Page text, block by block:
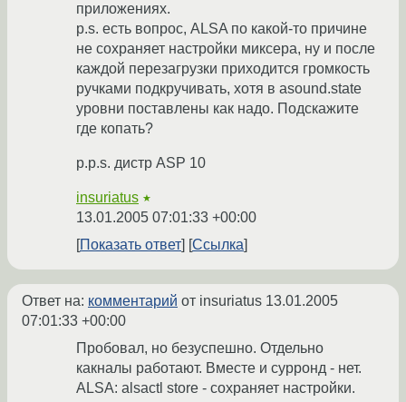
приложениях.
p.s. есть вопрос, ALSA по какой-то причине
не сохраняет настройки миксера, ну и после
каждой перезагрузки приходится громкость
ручками подкручивать, хотя в asound.state
уровни поставлены как надо. Подскажите
где копать?
p.p.s. дистр ASP 10
insuriatus ★
13.01.2005 07:01:33 +00:00
Показать ответ
Ссылка
Ответ на: комментарий от insuriatus 13.01.2005
07:01:33 +00:00
Пробовал, но безуспешно. Отдельно
какналы работают. Вместе и сурронд - нет.
ALSA: alsactl store - сохраняет настройки.